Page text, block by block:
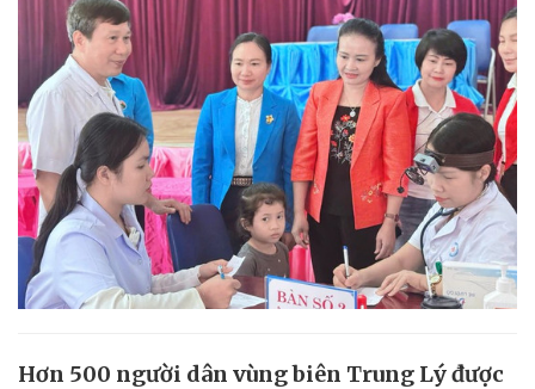
Hơn 500 người dân vùng biên Trung Lý được